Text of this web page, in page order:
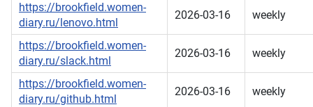
https://brookfield.women-
diary.ru/lenovo.html
2026-03-16 weekly
https://brookfield.women-
diary.ru/slack.html
2026-03-16 weekly
https://brookfield.women-
diary.ru/github.html
2026-03-16 weekly